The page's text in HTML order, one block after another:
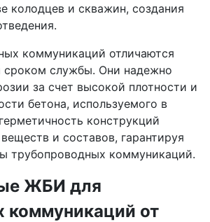
колодцев и скважин, создания
коммуникаций отличаются
службы. Они надежно
за счет высокой плотности и
бетона, используемого в
конструкций
и составов, гарантируя
трубопроводных коммуникаций.
ЖБИ для
коммуникаций от